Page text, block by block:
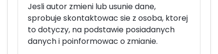
Jesli autor zmieni lub usunie dane,
sprobuje skontaktowac sie z osoba, ktorej
to dotyczy, na podstawie posiadanych
danych i poinformowac o zmianie.